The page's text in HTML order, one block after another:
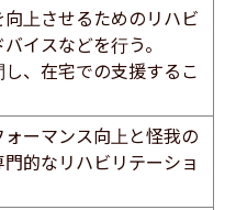
上させるためのリハビ
イスなどを行う。
、在宅での支援するこ
ーマンス向上と怪我の
的なリハビリテーショ